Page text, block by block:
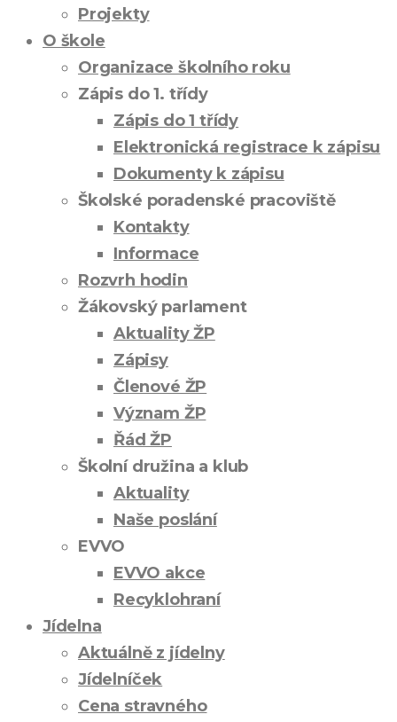
Projekty
O škole
Organizace školního roku
Zápis do 1. třídy
Zápis do 1 třídy
Elektronická registrace k zápisu
Dokumenty k zápisu
Školské poradenské pracoviště
Kontakty
Informace
Rozvrh hodin
Žákovský parlament
Aktuality ŽP
Zápisy
Členové ŽP
Význam ŽP
Řád ŽP
Školní družina a klub
Aktuality
Naše poslání
EVVO
EVVO akce
Recyklohraní
Jídelna
Aktuálně z jídelny
Jídelníček
Cena stravného